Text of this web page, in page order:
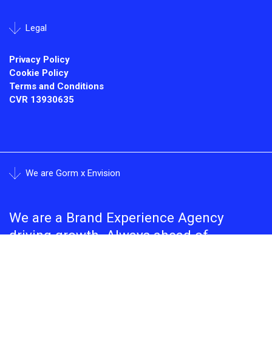
Legal
Privacy Policy
Cookie Policy
Terms and Conditions
CVR 13930635
We are Gorm x Envision
We are a Brand Experience Agency
driving growth. Always ahead of